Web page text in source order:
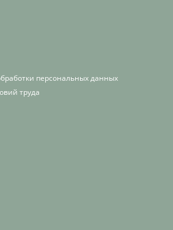
персональных данных
труда